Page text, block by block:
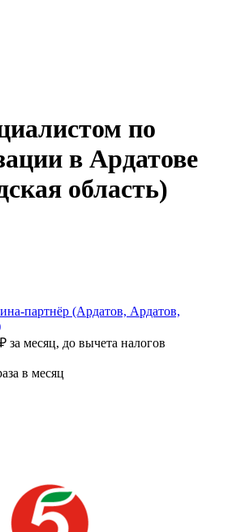
по
в Ардатове
область)
партнёр (Ардатов, Ардатов,
₽ за месяц, до вычета налогов
в месяц